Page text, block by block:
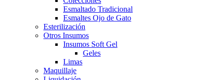
Esmaltado Tradicional
Esmaltes Ojo de Gato
Esterilización
Otros Insumos
Insumos Soft Gel
Geles
Limas
Maquillaje